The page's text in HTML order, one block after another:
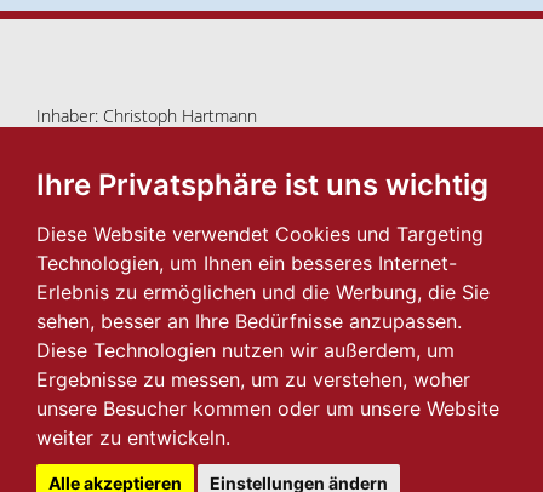
Ihre Privatsphäre ist uns wichtig
Diese Website verwendet Cookies und Targeting
Technologien, um Ihnen ein besseres Internet-
Erlebnis zu ermöglichen und die Werbung, die Sie
sehen, besser an Ihre Bedürfnisse anzupassen.
Diese Technologien nutzen wir außerdem, um
Ergebnisse zu messen, um zu verstehen, woher
unsere Besucher kommen oder um unsere Website
weiter zu entwickeln.
Alle akzeptieren Einstellungen ändern
Inhaber: Christoph Hartmann
089/18 44 65
ImpressumIDatenschutz
Navigation
Schmuckimpressionen
Trauringwelten
Zeit für Uhren
2026 © Herzkönig